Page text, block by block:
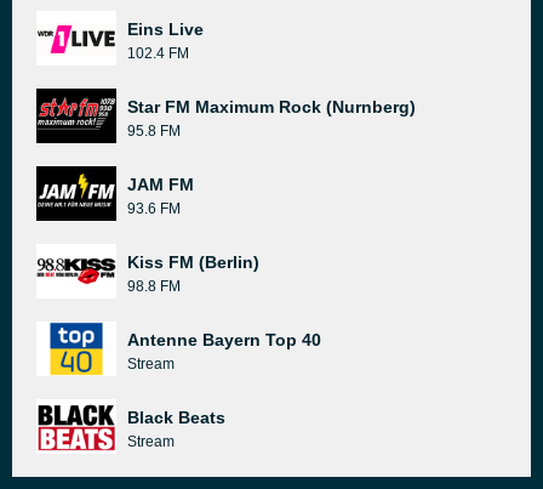
Eins Live
102.4 FM
Star FM Maximum Rock (Nurnberg)
95.8 FM
JAM FM
93.6 FM
Kiss FM (Berlin)
98.8 FM
Antenne Bayern Top 40
Stream
Black Beats
Stream